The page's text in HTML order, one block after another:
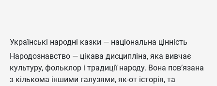
Українські народні казки — національна цінність
Народознавство — цікава дисципліна, яка вивчає
культуру, фольклор і традиції народу. Вона пов’язана
з кількома іншими галузями, як-от історія, та